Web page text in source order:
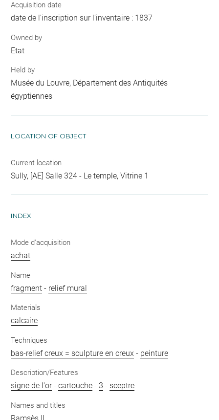
Acquisition date
date de l'inscription sur l'inventaire : 1837
Owned by
Etat
Held by
Musée du Louvre, Département des Antiquités
égyptiennes
LOCATION OF OBJECT
Current location
Sully, [AE] Salle 324 - Le temple, Vitrine 1
INDEX
Mode d'acquisition
achat
Name
fragment - relief mural
Materials
calcaire
Techniques
bas-relief creux = sculpture en creux - peinture
Description/Features
signe de l'or-cartouche -3 - sceptre
Names and titles